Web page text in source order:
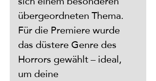
übergeordneten Thema.
Für die Premiere wurde
das düstere Genre des
Horrors gewählt – ideal,
um deine